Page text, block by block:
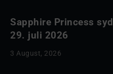
Sapphire Princess
29. juli 2026
3 August, 2026